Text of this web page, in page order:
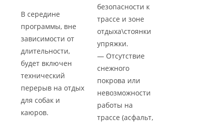
В середине
программы, вне
зависимости от
длительности,
будет включен
технический
перерыв на отдых
для собак и
каюров.
безопасности к
трассе и зоне
отдыха\стоянки
упряжки.
— Отсутствие
снежного
покрова или
невозможности
работы на
трассе (асфальт,